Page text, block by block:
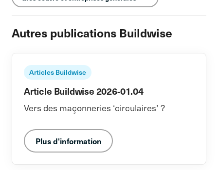
Autres publications Buildwise
Articles Buildwise
Article Buildwise 2026-01.04
Vers des maçonneries ‘circulaires’ ?
Plus d'information